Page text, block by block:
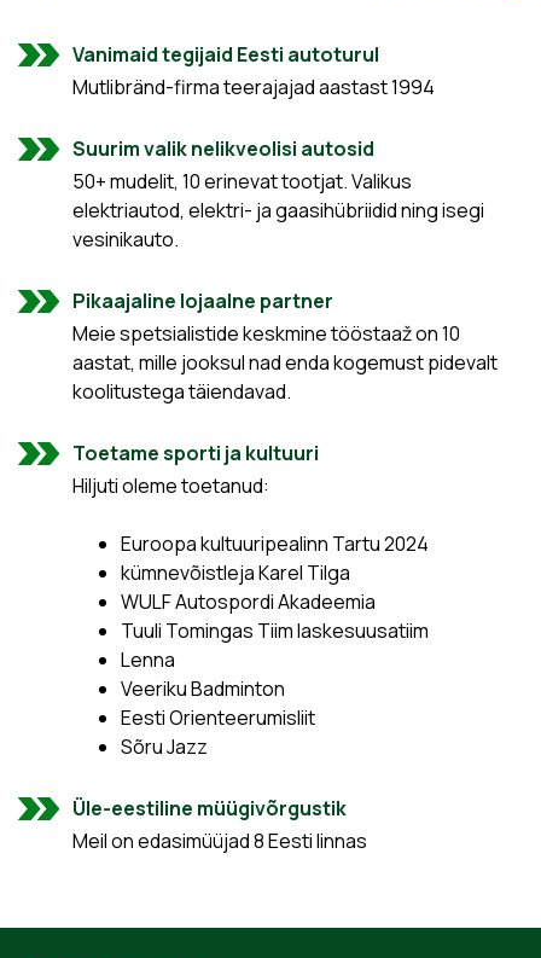
Vanimaid tegijaid Eesti autoturul
Mutlibränd-firma teerajajad aastast 1994
Suurim valik nelikveolisi autosid
50+ mudelit, 10 erinevat tootjat. Valikus
elektriautod, elektri- ja gaasihübriidid ning isegi
vesinikauto.
Pikaajaline lojaalne partner
Meie spetsialistide keskmine tööstaaž on 10
aastat, mille jooksul nad enda kogemust pidevalt
koolitustega täiendavad.
Toetame sporti ja kultuuri
Hiljuti oleme toetanud:
Euroopa kultuuripealinn Tartu 2024
kümnevõistleja Karel Tilga
WULF Autospordi Akadeemia
Tuuli Tomingas Tiim laskesuusatiim
Lenna
Veeriku Badminton
Eesti Orienteerumisliit
Sõru Jazz
Üle-eestiline müügivõrgustik
Meil on edasimüüjad 8 Eesti linnas